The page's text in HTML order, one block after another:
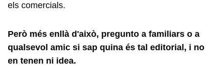
els comercials.
Però més enllà d'això, pregunto a familiars o a
qualsevol amic si sap quina és tal editorial, i no
en tenen ni idea.